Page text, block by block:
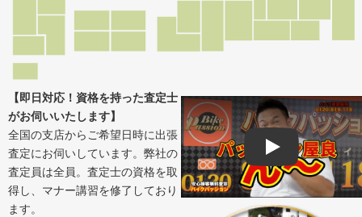
Play
【即日対応！資格を持った査定士
がお伺いいたします】
全国の支店からご希望日時に出張
査定にお伺いしています。弊社の
査定員は全員。査定士の資格を取
得し、マナー講習を修了しており
ます。